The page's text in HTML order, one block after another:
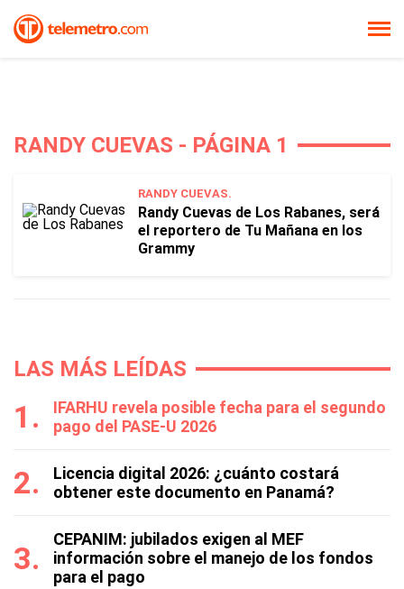
RANDY CUEVAS - PÁGINA 1
RANDY CUEVAS.
Randy Cuevas de Los Rabanes, será
el reportero de Tu Mañana en los
Grammy
LAS MÁS LEÍDAS
IFARHU revela posible fecha para el segundo
pago del PASE-U 2026
Licencia digital 2026: ¿cuánto costará
obtener este documento en Panamá?
CEPANIM: jubilados exigen al MEF
información sobre el manejo de los fondos
para el pago